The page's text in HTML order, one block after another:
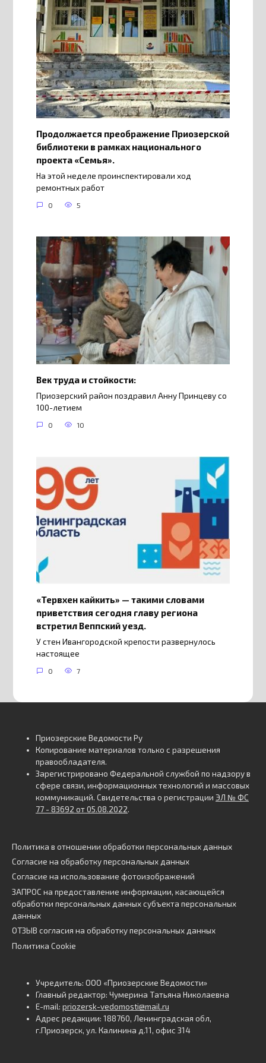
Продолжается преображение Приозерской
библиотеки в рамках национального
проекта «Семья».
На этой неделе проинспектировали ход
ремонтных работ
0 5
Век труда и стойкости:
Приозерский район поздравил Анну Принцеву со
100-летием
0 10
«Тервхен кайкить» — такими словами
приветствия сегодня главу региона
встретил Веппский уезд.
У стен Ивангородской крепости развернулось
настоящее
0 7
Приозерские Ведомости Ру
Копирование материалов только с разрешения
правообладателя.
Зарегистрировано Федеральной службой по надзору в
сфере связи, информационных технологий и массовых
коммуникаций. Свидетельства о регистрации ЭЛ № ФС
77 - 83692 от 05.08.2022.
Политика в отношении обработки персональных данных
Согласие на обработку персональных данных
Согласие на использование фотоизображений
ЗАПРОС на предоставление информации, касающейся
обработки персональных данных субъекта персональных
данных
ОТЗЫВ согласия на обработку персональных данных
Политика Cookie
Учредитель: ООО «Приозерские Ведомости»
Главный редактор: Чумерина Татьяна Николаевна
E-mail: priozersk-vedomosti@mail.ru
Адрес редакции: 188760, Ленинградская обл,
г.Приозерск, ул. Калинина д.11, офис 314